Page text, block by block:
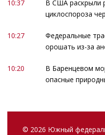
10:37
В США раскрыли
циклоспороза
10:27
Федеральные
орошать из-за
10:20
В Баренцевом
опасные
© 2026 Южный